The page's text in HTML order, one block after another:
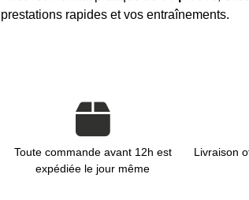
prestations rapides et vos entraînements.
Toute commande avant 12h est
expédiée le jour même
Livraison